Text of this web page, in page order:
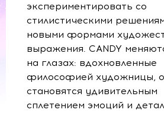
экспериментировать со
стилистическими
новыми формами
выражения. CANDY
на глазах: вдохновленные
философией художницы,
становятся удивительным
сплетением эмоций и